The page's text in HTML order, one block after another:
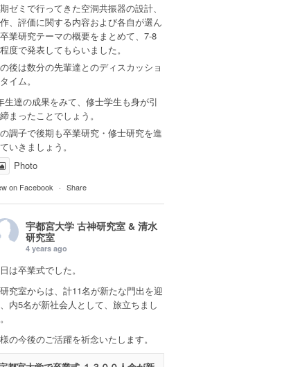
ゼミで行ってきた空洞共振器の設計、
、評価に関する内容および各自が選ん
業研究テーマの概要をまとめて、7-8
度で発表してもらいました。
後は数分の先輩達とのディスカッショ
イム。
生達の成果をみて、修士学生も身が引
まったことでしょう。
調子で後期も卒業研究・修士研究を進
いきましょう。
Photo
on Facebook · Share
宇都宮大学 古神研究室 & 清水
研究室
4 years ago
は卒業式でした。
究室からは、計11名が新たな門出を迎
内5名が新社会人として、旅立ちまし
の今後のご活躍を祈念いたします。